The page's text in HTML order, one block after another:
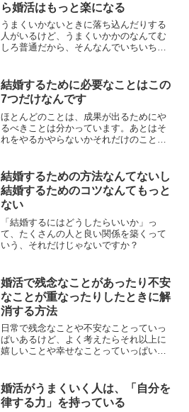
ら婚活はもっと楽になる
うまくいかないときに落ち込んだりする
人がいるけど、うまくいかかのなんてむ
しろ普通だから、そんなんでいちいち落
結婚するために必要なことはこの
7つだけなんです
ほとんどのことは、成果が出るためにや
るべきことは分かっています。あとはそ
れをやるかやらないかそれだけのことな
結婚するための方法なんてないし
結婚するためのコツなんてもっと
ない
「結婚するにはどうしたらいいか」っ
て、たくさんの人と良い関係を築くって
いう、それだけじゃないですか？
婚活で残念なことがあったり不安
なことが重なったりしたときに解
消する方法
日常で残念なことや不安なことっていっ
ぱいあるけど、よく考えたらそれ以上に
嬉しいことや幸せなことっていっぱいあ
婚活がうまくいく人は、「自分を
律する力」を持っている